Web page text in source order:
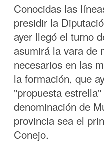
Conocidas las
presidir la
ayer llegó el turno
asumirá la vara de
necesarios en las
la formación, que
"propuesta
denominación de
provincia sea el
Conejo.